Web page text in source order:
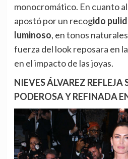
monocromático. En cuanto al
apostó por un recogido
luminoso, en tonos
fuerza del look reposara en
en el impacto de las joyas.
NIEVES ÁLVAREZ REFLEJA SU IMAGEN MÁS
PODEROSA Y REFINADA